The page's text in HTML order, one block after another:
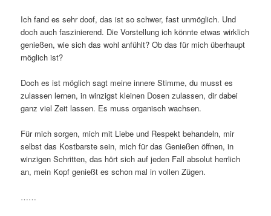
Ich fand es sehr doof, das ist so schwer, fast unmöglich. Und
doch auch faszinierend. Die Vorstellung ich könnte etwas wirklich
genießen, wie sich das wohl anfühlt? Ob das für mich überhaupt
möglich ist?
Doch es ist möglich sagt meine innere Stimme, du musst es
zulassen lernen, in winzigst kleinen Dosen zulassen, dir dabei
ganz viel Zeit lassen. Es muss organisch wachsen.
Für mich sorgen, mich mit Liebe und Respekt behandeln, mir
selbst das Kostbarste sein, mich für das Genießen öffnen, in
winzigen Schritten, das hört sich auf jeden Fall absolut herrlich
an, mein Kopf genießt es schon mal in vollen Zügen.
……